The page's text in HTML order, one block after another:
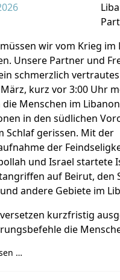
wir vom Krieg im
Unsere Partner und
schmerzlich
kurz vor 3:00 Uhr
Menschen im
in den südlichen
Schlaf gerissen. Mit der
der
und Israel startete
auf Beirut, den
andere Gebiete im
kurzfristig
die
…